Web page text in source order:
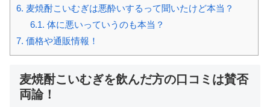
6. 麦焼酎こいむぎは悪酔いするって聞いたけど本当？
6.1. 体に悪いっていうのも本当？
7. 価格や通販情報！
麦焼酎こいむぎを飲んだ方の口コミは賛否
両論！